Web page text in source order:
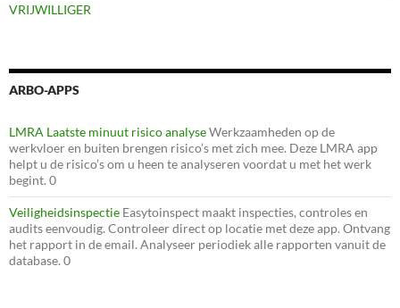
VRIJWILLIGER
ARBO-APPS
LMRA Laatste minuut risico analyseWerkzaamheden op de
werkvloer en buiten brengen risico’s met zich mee. Deze LMRA app
helpt u de risico’s om u heen te analyseren voordat u met het werk
begint. 0
Veiligheidsinspectie Easytoinspect maakt inspecties, controles en
audits eenvoudig. Controleer direct op locatie met deze app. Ontvang
het rapport in de email. Analyseer periodiek alle rapporten vanuit de
database. 0